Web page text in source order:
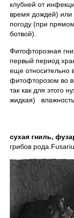
клубней от
время дождей) или
погоду (при
ботвой).
Фитофторозная
первый период
еще относительно
фитофторозом во
так как для этого
жидкая) влажность
сухая гниль,
грибов рода